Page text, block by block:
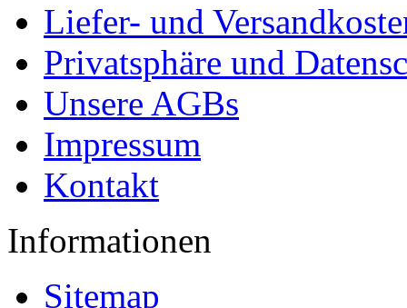
Liefer- und
Privatsphäre und
Unsere AGBs
Impressum
Kontakt
Informationen
Sitemap